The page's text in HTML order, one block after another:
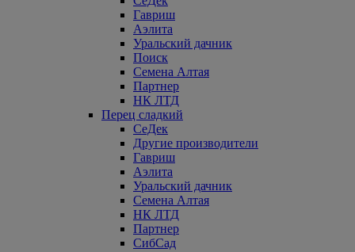
Гавриш
Аэлита
Уральский дачник
Поиск
Семена Алтая
Партнер
НК ЛТД
Перец сладкий
СеДек
Другие производители
Гавриш
Аэлита
Уральский дачник
Семена Алтая
НК ЛТД
Партнер
СибСад